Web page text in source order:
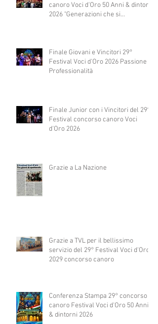
canoro Voci d'Oro 50 Anni & dintorni
2026 "Generazioni che si
Finale Giovani e Vincitori 29°
Festival Voci d'Oro 2026 Passione e
Professionalità
Finale Junior con i Vincitori del 29°
Festival concorso canoro Voci
d'Oro 2026
Grazie a La Nazione
Grazie a TVL per il bellissimo
servizio del 29° Festival Voci d'Oro
2029 concorso canoro
Conferenza Stampa 29° concorso
canoro Festival Voci d'Oro 50 Anni
& dintorni 2026